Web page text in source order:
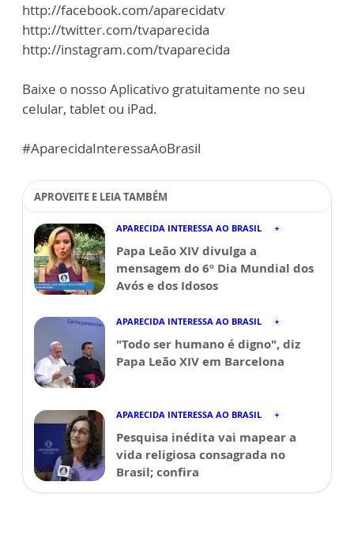
http://facebook.com/aparecidatv
http://twitter.com/tvaparecida
http://instagram.com/tvaparecida
Baixe o nosso Aplicativo gratuitamente no seu
celular, tablet ou iPad.
#AparecidaInteressaAoBrasil
APROVEITE E LEIA TAMBÉM
APARECIDA INTERESSA AO BRASIL
Papa Leão XIV divulga a
mensagem do 6º Dia Mundial dos
Avós e dos Idosos
APARECIDA INTERESSA AO BRASIL
"Todo ser humano é digno", diz
Papa Leão XIV em Barcelona
APARECIDA INTERESSA AO BRASIL
Pesquisa inédita vai mapear a
vida religiosa consagrada no
Brasil; confira